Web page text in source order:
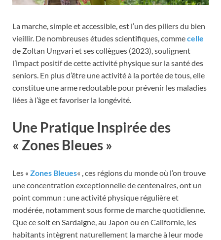
La marche, simple et accessible, est l’un des piliers du bien
vieillir. De nombreuses études scientifiques, commecelle
de Zoltan Ungvari et ses collègues (2023), soulignent
l’impact positif de cette activité physique sur la santé des
seniors. En plus d’être une activité à la portée de tous, elle
constitue une arme redoutable pour prévenir les maladies
liées à l’âge et favoriser la longévité.
Une Pratique Inspirée des
« Zones Bleues »
Les « Zones Bleues« , ces régions du monde où l’on trouve
une concentration exceptionnelle de centenaires, ont un
point commun : une activité physique régulière et
modérée, notamment sous forme de marche quotidienne.
Que ce soit en Sardaigne, au Japon ou en Californie, les
habitants intègrent naturellement la marche à leur mode